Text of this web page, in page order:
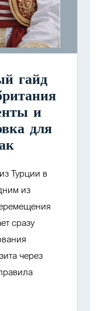
гайд
и
для
Турции в
из
сразу
через